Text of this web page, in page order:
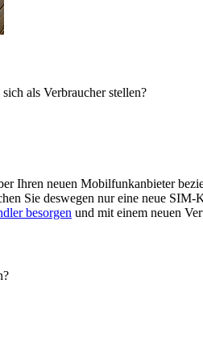
als Verbraucher stellen?
Ihren neuen Mobilfunkanbieter
Sie deswegen nur eine neue SIM-
besorgen und mit einem neuen